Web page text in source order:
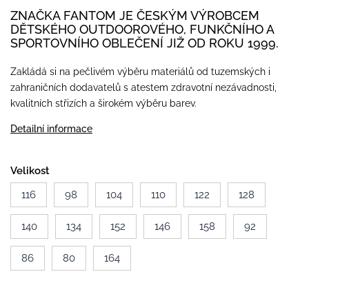
ZNAČKA FANTOM JE ČESKÝM VÝROBCEM
DĚTSKÉHO OUTDOOROVÉHO, FUNKČNÍHO A
SPORTOVNÍHO OBLEČENÍ JIŽ OD ROKU 1999.
Zakládá si na pečlivém výběru materiálů od tuzemských i
zahraničních dodavatelů s atestem zdravotní nezávadnosti,
kvalitních střizích a širokém výběru barev.
Detailní informace
Velikost
116
98 104 110 122 128
140 134 152 146 158 92
86 80 164